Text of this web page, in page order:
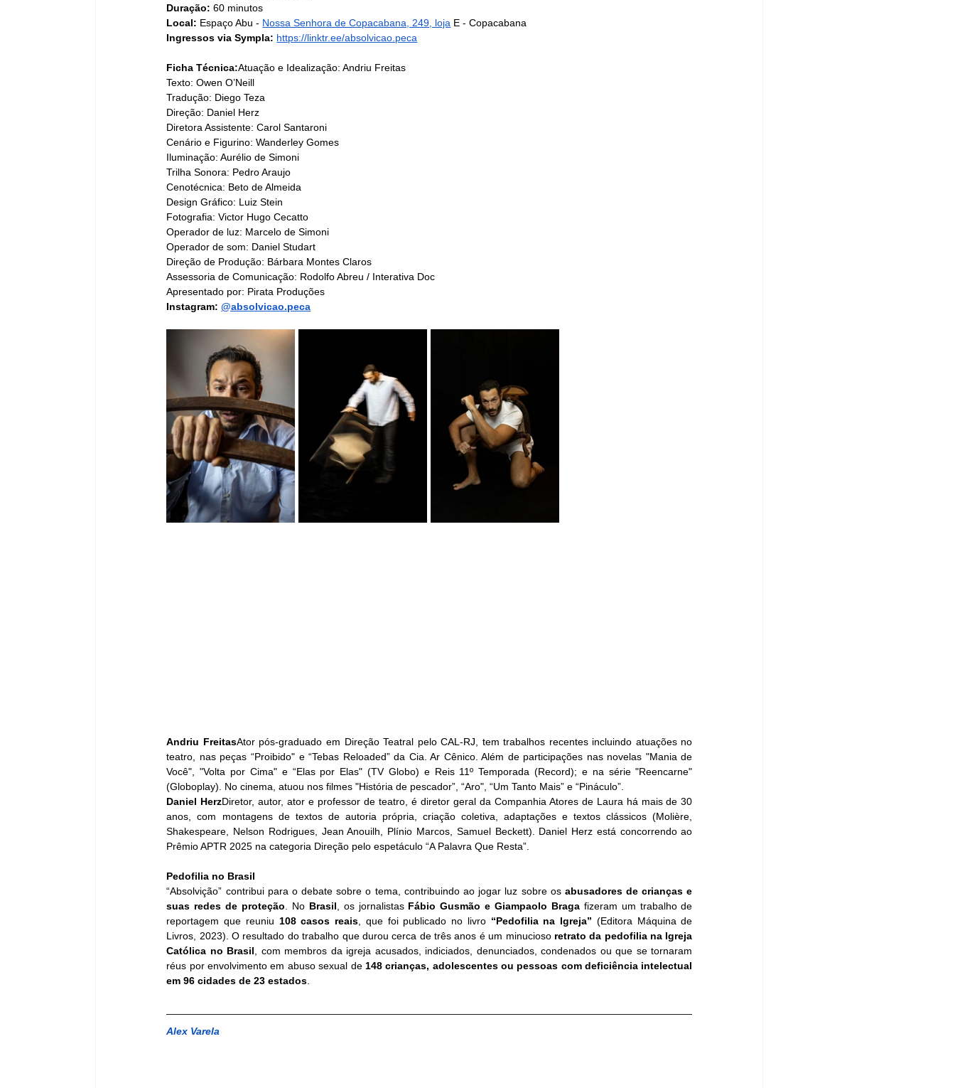
Duração: 60 minutos
Local: Espaço Abu - Nossa Senhora de Copacabana, 249, loja E - Copacabana
Ingressos via Sympla: https://linktr.ee/absolvicao.peca
Ficha Técnica:Atuação e Idealização: Andriu Freitas
Texto: Owen O’Neill
Tradução: Diego Teza
Direção: Daniel Herz
Diretora Assistente: Carol Santaroni
Cenário e Figurino: Wanderley Gomes
Iluminação: Aurélio de Simoni
Trilha Sonora: Pedro Araujo
Cenotécnica: Beto de Almeida
Design Gráfico: Luiz Stein
Fotografia: Victor Hugo Cecatto
Operador de luz: Marcelo de Simoni
Operador de som: Daniel Studart
Direção de Produção: Bárbara Montes Claros
Assessoria de Comunicação: Rodolfo Abreu / Interativa Doc
Apresentado por: Pirata Produções
Instagram: @absolvicao.peca
Andriu FreitasAtor pós-graduado em Direção Teatral pelo CAL-RJ, tem trabalhos recentes incluindo atuações no
teatro, nas peças “Proibido" e “Tebas Reloaded” da Cia. Ar Cênico. Além de participações nas novelas "Mania de
Você", "Volta por Cima" e “Elas por Elas" (TV Globo) e Reis 11º Temporada (Record); e na série "Reencarne"
(Globoplay). No cinema, atuou nos filmes "História de pescador”, “Aro", “Um Tanto Mais” e “Pináculo”.
Daniel HerzDiretor, autor, ator e professor de teatro, é diretor geral da Companhia Atores de Laura há mais de 30
anos, com montagens de textos de autoria própria, criação coletiva, adaptações e textos clássicos (Molière,
Shakespeare, Nelson Rodrigues, Jean Anouilh, Plínio Marcos, Samuel Beckett). Daniel Herz está concorrendo ao
Prêmio APTR 2025 na categoria Direção pelo espetáculo “A Palavra Que Resta”.
Pedofilia no Brasil
“Absolvição” contribui para o debate sobre o tema, contribuindo ao jogar luz sobre os abusadores de crianças e
suas redes de proteção . No Brasil , os jornalistas Fábio Gusmão e Giampaolo Braga fizeram um trabalho de
reportagem que reuniu 108 casos reais , que foi publicado no livro “Pedofilia na Igreja” (Editora Máquina de
Livros, 2023). O resultado do trabalho que durou cerca de três anos é um minucioso retrato da pedofilia na Igreja
Católica no Brasil , com membros da igreja acusados, indiciados, denunciados, condenados ou que se tornaram
réus por envolvimento em abuso sexual de 148 crianças, adolescentes ou pessoas com deficiência intelectual
em 96 cidades de 23 estados
Alex Varela